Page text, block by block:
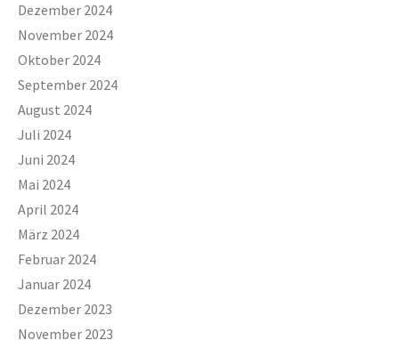
Dezember 2024
November 2024
Oktober 2024
September 2024
August 2024
Juli 2024
Juni 2024
Mai 2024
April 2024
März 2024
Februar 2024
Januar 2024
Dezember 2023
November 2023